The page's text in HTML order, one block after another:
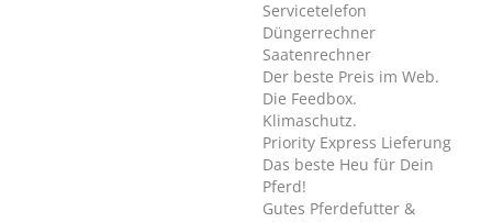
Servicetelefon
Düngerrechner
Saatenrechner
Der beste Preis im Web.
Die Feedbox.
Klimaschutz.
Priority Express Lieferung
Das beste Heu für Dein
Pferd!
Gutes Pferdefutter &